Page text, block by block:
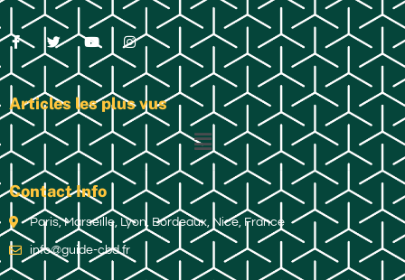
Articles les plus vus
Contact Info
Paris, Marseille, Lyon, Bordeaux, Nice, France
info@guide-cbd.fr